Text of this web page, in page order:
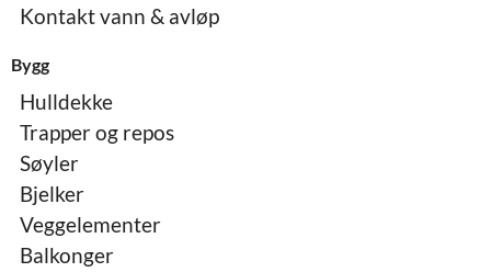
Kontakt vann & avløp
Bygg
Hulldekke
Trapper og repos
Søyler
Bjelker
Veggelementer
Balkonger